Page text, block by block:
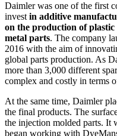
Daimler was one of the first
invest in additive
on the production of
metal parts. The company
2016 with the aim of
global parts production. As
more than 3,000 different
complex and costly in terms
At the same time, Daimler
the final products. The
the injection molded parts. It
began working with